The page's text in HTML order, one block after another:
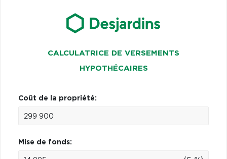
CALCULATRICE DE VERSEMENTS
HYPOTHÉCAIRES
Coût de la propriété:
Mise de fonds: